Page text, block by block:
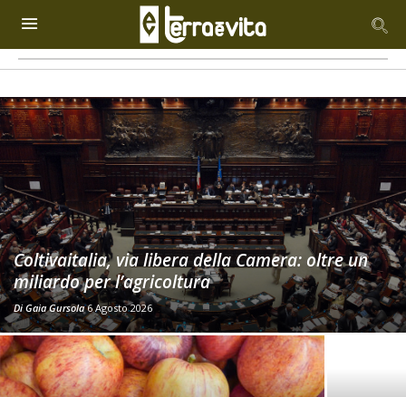
Coltivaitalia, via libera della Camera: oltre un
miliardo per l’agricoltura
DiGaia Gursola 6 Agosto 2026